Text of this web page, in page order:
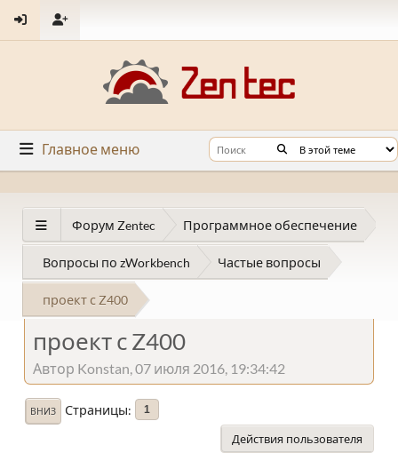
Главное меню
Форум Zentec Программное обеспечение
Вопросы по zWorkbench Частые вопросы
проект с Z400
проект с Z400
Автор Konstan, 07 июля 2016, 19:34:42
ВНИЗ Страницы 1
Действия пользователя